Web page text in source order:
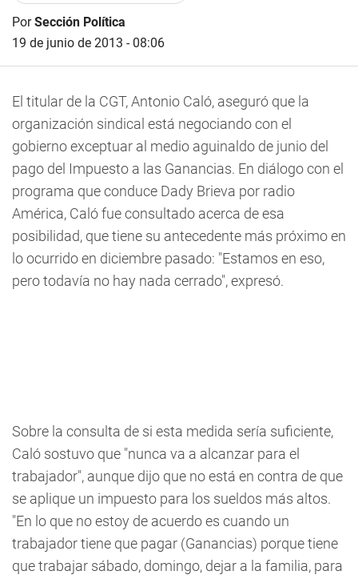
PorSección Política
19 de junio de 2013 - 08:06
El titular de la CGT, Antonio Caló, aseguró que la
organización sindical está negociando con el
gobierno exceptuar al medio aguinaldo de junio del
pago del Impuesto a las Ganancias. En diálogo con el
programa que conduce Dady Brieva por radio
América, Caló fue consultado acerca de esa
posibilidad, que tiene su antecedente más próximo en
lo ocurrido en diciembre pasado: "Estamos en eso,
pero todavía no hay nada cerrado", expresó.
Sobre la consulta de si esta medida sería suficiente,
Caló sostuvo que "nunca va a alcanzar para el
trabajador", aunque dijo que no está en contra de que
se aplique un impuesto para los sueldos más altos.
"En lo que no estoy de acuerdo es cuando un
trabajador tiene que pagar (Ganancias) porque tiene
que trabajar sábado, domingo, dejar a la familia, para